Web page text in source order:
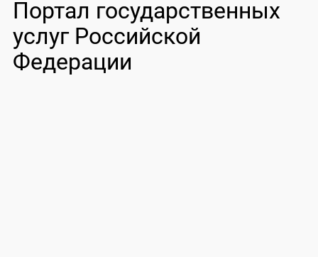
Портал государственных
услуг Российской
Федерации